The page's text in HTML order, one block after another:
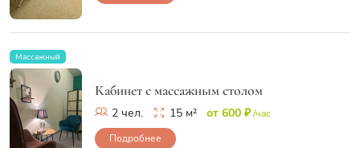
Массажный
Кабинет с массажным столом
2 чел. 15 м² от 600 ₽/час
Подробнее